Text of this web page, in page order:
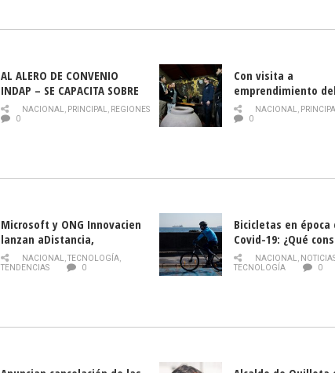
AL ALERO DE CONVENIO
INDAP – SE CAPACITA SOBRE
PLAGA DROSOPHILA SUZUKII
NACIONAL, PRINCIPAL, REGIONES
0
Con visita a
emprendimiento
y llamado al
historia campesina
NACIONAL,
0
Microsoft y ONG Innovacien
lanzan aDistancia,
plataforma con cursos
gratuitos online sobre
NACIONAL,TECNOLOGÍA,
TENDENCIAS
0
Bicicletas en época
Covid-19: ¿Qué
momento de
NACIONAL,
TECNOLOGÍA
0